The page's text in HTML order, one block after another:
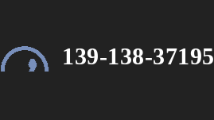
139-138-37195